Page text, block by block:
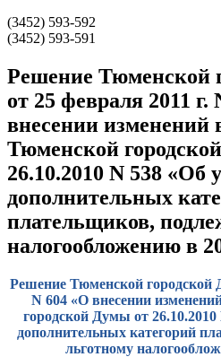
(3452) 593-592
(3452) 593-591
Решение Тюменской
от 25 февраля 2011 г.
внесении изменений
Тюменской
26.10.2010 N 538 «Об
дополнительных
плательщиков,
налогообложению в
Решение Тюменской городской
N 604 «О внесении
городской Думы от
дополнительных категорий
льготному